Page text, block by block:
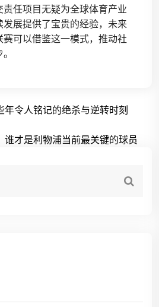
任项目无疑为全球体育产业
发展提供了宝贵的经验，未来
可以借鉴这一模式，推动社
令人铭记的绝杀与逆转时刻
才是利物浦当前最关键的球员